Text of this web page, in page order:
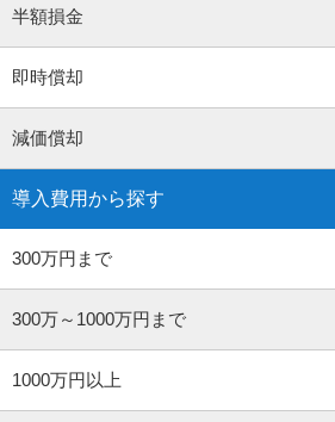
半額損金
即時償却
減価償却
導入費用から探す
300万円まで
300万～1000万円まで
1000万円以上